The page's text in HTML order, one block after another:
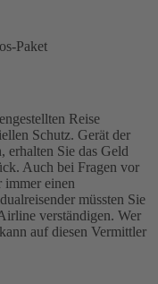
Paket
Reise
Schutz. Gerät der
erhalten Sie das Geld
Auch bei Fragen vor
immer einen
müssten Sie
verständigen. Wer
auf diesen Vermittler